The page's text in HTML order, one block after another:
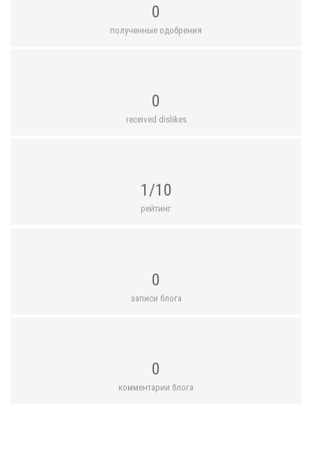
0
полученные одобрения
0
received dislikes
1/10
рейтинг
0
записи блога
0
комментарии блога